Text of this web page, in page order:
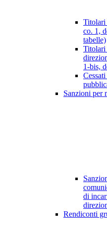
Titolari
co. 1,
tabelle)
Titolari
1-bis,
Sanzioni per
di
Rendiconti